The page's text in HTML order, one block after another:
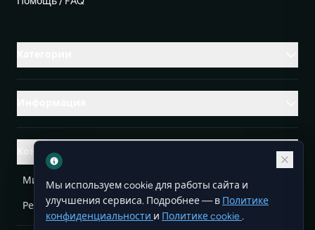
Контакты
Михаленко Руслан Леонидович, УНП ЕА3732804
Республика Беларусь info@doit.by
Мы используем cookie для работы сайта и
улучшения сервиса. Подробнее — в Политике
конфиденциальности и Политике cookie.